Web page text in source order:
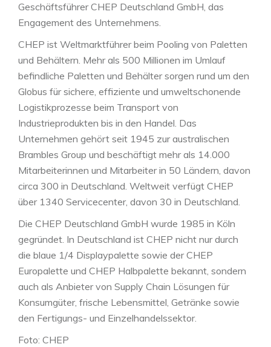
Geschäftsführer CHEP Deutschland GmbH, das
Engagement des Unternehmens.
CHEP ist Weltmarktführer beim Pooling von Paletten
und Behältern. Mehr als 500 Millionen im Umlauf
befindliche Paletten und Behälter sorgen rund um den
Globus für sichere, effiziente und umweltschonende
Logistikprozesse beim Transport von
Industrieprodukten bis in den Handel. Das
Unternehmen gehört seit 1945 zur australischen
Brambles Group und beschäftigt mehr als 14.000
Mitarbeiterinnen und Mitarbeiter in 50 Ländern, davon
circa 300 in Deutschland. Weltweit verfügt CHEP
über 1340 Servicecenter, davon 30 in Deutschland.
Die CHEP Deutschland GmbH wurde 1985 in Köln
gegründet. In Deutschland ist CHEP nicht nur durch
die blaue 1/4 Displaypalette sowie der CHEP
Europalette und CHEP Halbpalette bekannt, sondern
auch als Anbieter von Supply Chain Lösungen für
Konsumgüter, frische Lebensmittel, Getränke sowie
den Fertigungs- und Einzelhandelssektor.
Foto: CHEP